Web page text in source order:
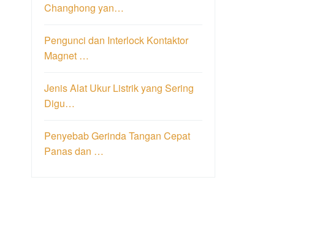
Changhong yan…
Pengunci dan Interlock Kontaktor
Magnet …
Jenis Alat Ukur Listrik yang Sering
Digu…
Penyebab Gerinda Tangan Cepat
Panas dan …